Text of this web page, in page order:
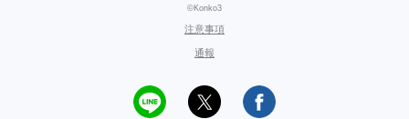
©Konko3
注意事項
通報